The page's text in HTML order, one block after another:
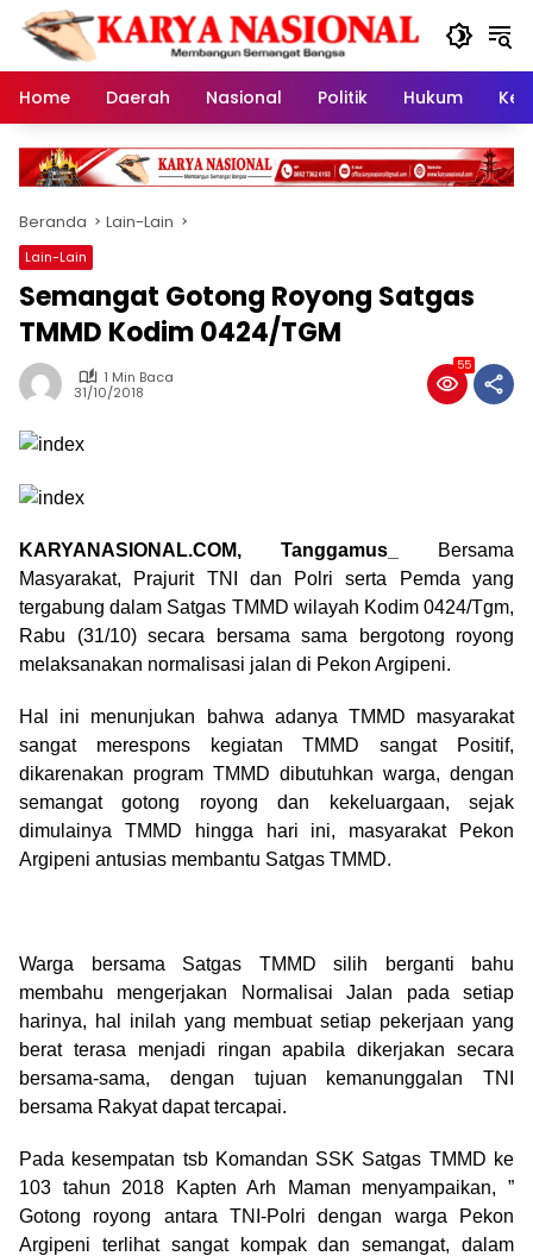
Langsung
konten
Home
Daerah Nasional Politik Hukum
Beranda Lain-Lain
Lain-Lain
Semangat Gotong Royong Satgas
TMMD Kodim 0424/TGM
1 Min Baca
31/10/2018
55
KARYANASIONAL.COM, Tanggamus_
Bersama
Masyarakat, Prajurit TNI dan Polri serta Pemda yang
tergabung dalam Satgas TMMD wilayah Kodim 0424/Tgm,
Rabu (31/10) secara bersama sama bergotong royong
melaksanakan normalisasi jalan di Pekon Argipeni.
Hal ini menunjukan bahwa adanya TMMD masyarakat
sangat merespons kegiatan TMMD sangat Positif,
dikarenakan program TMMD dibutuhkan warga, dengan
semangat gotong royong dan kekeluargaan, sejak
dimulainya TMMD hingga hari ini, masyarakat Pekon
Argipeni antusias membantu Satgas TMMD.
Warga bersama Satgas TMMD silih berganti bahu
membahu mengerjakan Normalisai Jalan pada setiap
harinya, hal inilah yang membuat setiap pekerjaan yang
berat terasa menjadi ringan apabila dikerjakan secara
bersama-sama, dengan tujuan kemanunggalan TNI
bersama Rakyat dapat tercapai.
Pada kesempatan tsb Komandan SSK Satgas TMMD ke
103 tahun 2018 Kapten Arh Maman menyampaikan, ”
Gotong royong antara TNI-Polri dengan warga Pekon
Argipeni terlihat sangat kompak dan semangat, dalam